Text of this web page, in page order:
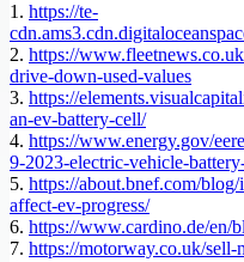
1. https://te-
2. https://
drive-down-used-values
3. https://
an-ev-battery-cell/
4. https://www.energy.gov/
9-2023-electric-vehicle-
5. https://about.bnef.com/
affect-ev-progress/
6. https://www.cardino.de/en/
7. https://motorway.co.uk/sell-